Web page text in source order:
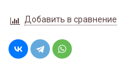
Добавить в сравнение